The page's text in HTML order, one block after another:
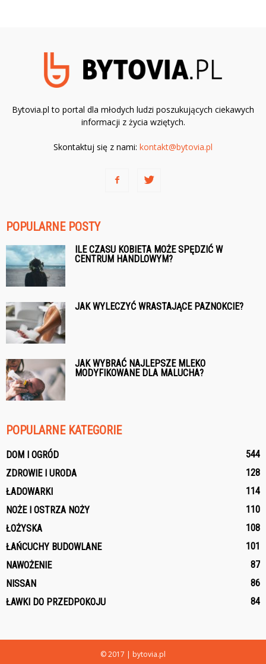
Bytovia.pl to portal dla młodych ludzi poszukujących ciekawych
informacji z życia wziętych.
Skontaktuj się z nami: kontakt@bytovia.pl
POPULARNE POSTY
ILE CZASU KOBIETA MOŻE SPĘDZIĆ W
CENTRUM HANDLOWYM?
JAK WYLECZYĆ WRASTAJĄCE PAZNOKCIE?
JAK WYBRAĆ NAJLEPSZE MLEKO
MODYFIKOWANE DLA MALUCHA?
POPULARNE KATEGORIE
DOM I OGRÓD
544
ZDROWIE I URODA
128
ŁADOWARKI
114
NOŻE I OSTRZA NOŻY
110
ŁOŻYSKA
108
ŁAŃCUCHY BUDOWLANE
101
NAWOŻENIE
87
NISSAN
86
ŁAWKI DO PRZEDPOKOJU
84
© 2017 | bytovia.pl